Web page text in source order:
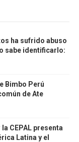
ha sufrido abuso
sabe identificarlo:
Bimbo Perú
de Ate
CEPAL presenta
Latina y el